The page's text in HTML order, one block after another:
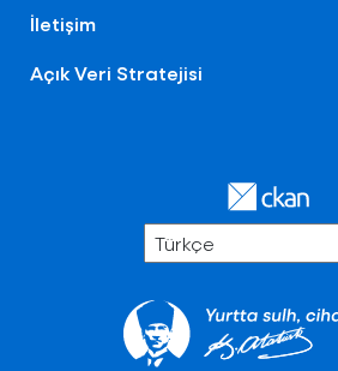
İletişim
Açık Veri Stratejisi